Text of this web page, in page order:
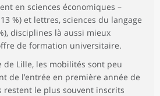
en sciences économiques –
%) et lettres, sciences du langage
disciplines là aussi mieux
de formation universitaire.
de Lille, les mobilités sont peu
de l’entrée en première année de
restent le plus souvent inscrits